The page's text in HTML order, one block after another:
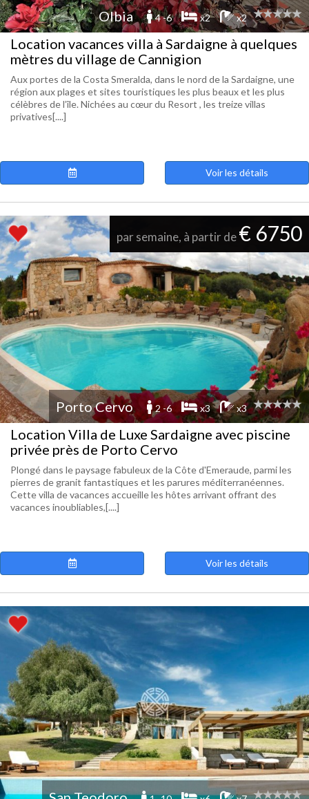
Olbia 4 -6 x2 x2
Location vacances villa à Sardaigne à quelques
mètres du village de Cannigion
Aux portes de la Costa Smeralda, dans le nord de la Sardaigne, une
région aux plages et sites touristiques les plus beaux et les plus
célèbres de l’île. Nichées au cœur du Resort , les treize villas
privatives[....]
Voir les détails
par semaine, à partir de€ 6750
Porto Cervo 2 -6 x3 x3
Location Villa de Luxe Sardaigne avec piscine
privée près de Porto Cervo
Plongé dans le paysage fabuleux de la Côte d'Emeraude, parmi les
pierres de granit fantastiques et les parures méditerranéennes.
Cette villa de vacances accueille les hôtes arrivant offrant des
vacances inoubliables,[....]
Voir les détails